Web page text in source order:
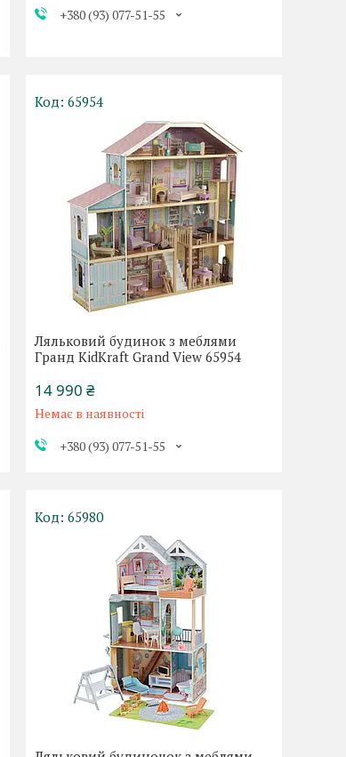
+380 (93) 077-51-55
65954
Ляльковий будинок з меблями
Гранд KidKraft Grand View 65954
14 990 ₴
Немає в наявності
+380 (93) 077-51-55
65980